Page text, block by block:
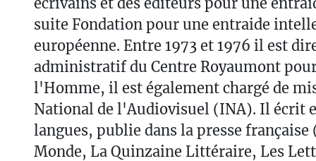
suite Fondation pour une entraide
européenne. Entre 1973 et 1976 il est
administratif du Centre Royaumont
l'Homme, il est également chargé de
National de l'Audiovisuel (INA). Il écrit
langues, publie dans la presse française
Monde, La Quinzaine Littéraire, Les